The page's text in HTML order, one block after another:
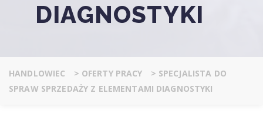
DIAGNOSTYKI
HANDLOWIEC > OFERTY PRACY > SPECJALISTA DO
SPRAW SPRZEDAŻY Z ELEMENTAMI DIAGNOSTYKI